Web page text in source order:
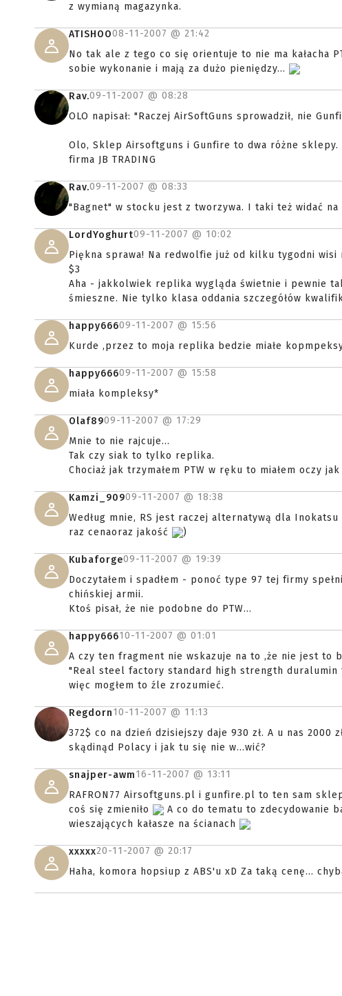
z wymianą magazynka.
ATISHOO08-11-2007 @ 21:42
No tak ale z tego co się orientuje to nie ma kałacha
sobie wykonanie i mają za dużo pieniędzy...
Rav.09-11-2007 @ 08:28
OLO napisał: "Raczej AirSoftGuns sprowadził, nie
Olo, Sklep Airsoftguns i Gunfire to dwa różne sklepy.
firma JB TRADING
Rav.09-11-2007 @ 08:33
"Bagnet" w stocku jest z tworzywa. I taki też widać
LordYoghurt09-11-2007 @ 10:02
Piękna sprawa! Na redwolfie już od kilku tygodni wisi
$3
Aha - jakkolwiek replika wygląda świetnie i pewnie
śmieszne. Nie tylko klasa oddania szczegółów
happy66609-11-2007 @ 15:56
Kurde ,przez to moja replika bedzie miałe
happy66609-11-2007 @ 15:58
miała kompleksy*
Olaf8909-11-2007 @ 17:29
Mnie to nie rajcuje...
Tak czy siak to tylko replika.
Chociaż jak trzymałem PTW w ręku to miałem oczy
Kamzi_90909-11-2007 @ 18:38
Według mnie, RS jest raczej alternatywą dla
raz cenaoraz jakość
)
Kubaforge09-11-2007 @ 19:39
Doczytałem i spadłem - ponoć type 97 tej firmy
chińskiej armii.
Ktoś pisał, że nie podobne do PTW...
happy66610-11-2007 @ 01:01
A czy ten fragment nie wskazuje na to ,że nie jest to
"Real steel factory standard high strength duralumin
więc mogłem to źle zrozumieć.
Regdorn10-11-2007 @ 11:13
372$ co na dzień dzisiejszy daje 930 zł. A u nas
skądinąd Polacy i jak tu się nie w...wić?
snajper-awm16-11-2007 @ 13:11
RAFRON77 Airsoftguns.pl i gunfire.pl to ten sam
coś się zmieniło
A co do tematu to zdecydowanie
wieszających kałasze na ścianach
xxxxx20-11-2007 @ 20:17
Haha, komora hopsiup z ABS'u xD Za taką cenę...